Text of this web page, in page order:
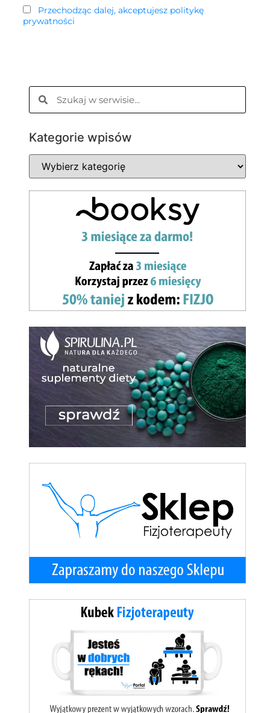
Przechodząc dalej, akceptujesz politykę
prywatności
Kategorie wpisów